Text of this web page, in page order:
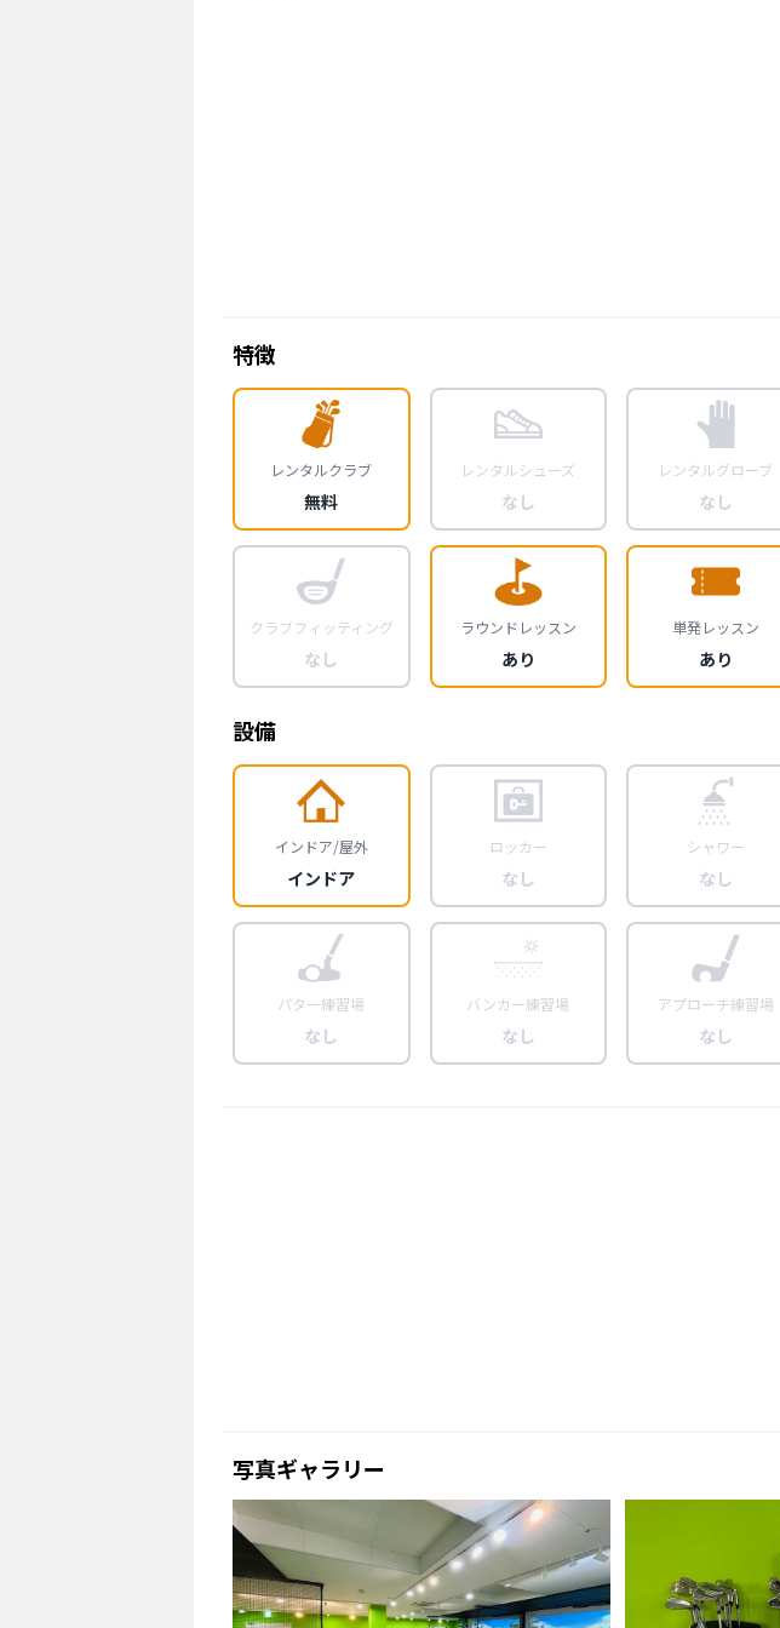
特徴
レンタルクラブ
無料
レンタルシューズ
なし
レンタルグローブ
なし
クラブフィッティング
なし
ラウンドレッスン
あり
単発レッスン
あり
設備
インドア/屋外
インドア
ロッカー
なし
シャワー
なし
パター練習場
なし
バンカー練習場
なし
アプローチ練習場
なし
写真ギャラリー